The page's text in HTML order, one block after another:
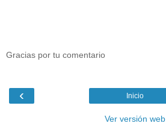
Gracias por tu comentario
‹ Inicio
Ver versión web